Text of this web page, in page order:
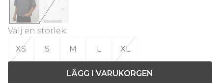
Välj en storlek:
XS
S M L XL
LÄGG I VARUKORGEN